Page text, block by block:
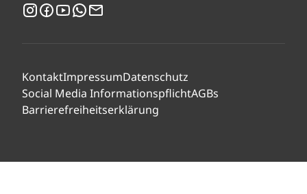
Instagram
Facebook
YouTubeWhatsApp
KontaktImpressumDatenschutz
Social Media InformationspflichtAGBs
Barrierefreiheitserklärung